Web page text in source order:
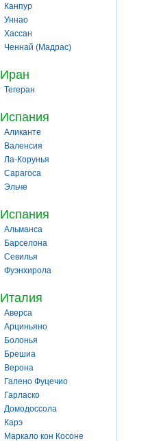
Канпур
Уннао
Хассан
Ченнай (Мадрас)
Иран
Тегеран
Испания
Аликанте
Валенсия
Ла-Корунья
Сарагоса
Эльче
Испания
Альманса
Барселона
Севилья
Фуэнхирола
Италия
Аверса
Арциньяно
Болонья
Брешиа
Верона
Галено Фуцечио
Гарласко
Домодоссола
Карэ
Маркало кон Косоне